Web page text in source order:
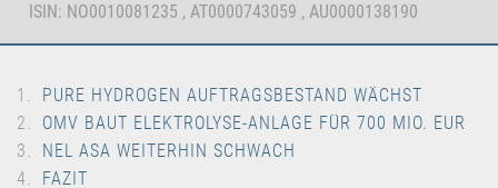
ISIN: NO0010081235 , AT0000743059 , AU0000138190
PURE HYDROGEN AUFTRAGSBESTAND WÄCHST
OMV BAUT ELEKTROLYSE-ANLAGE FÜR 700 MIO. EUR
NEL ASA WEITERHIN SCHWACH
FAZIT